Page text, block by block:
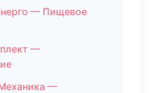
— Пищевое
—
—